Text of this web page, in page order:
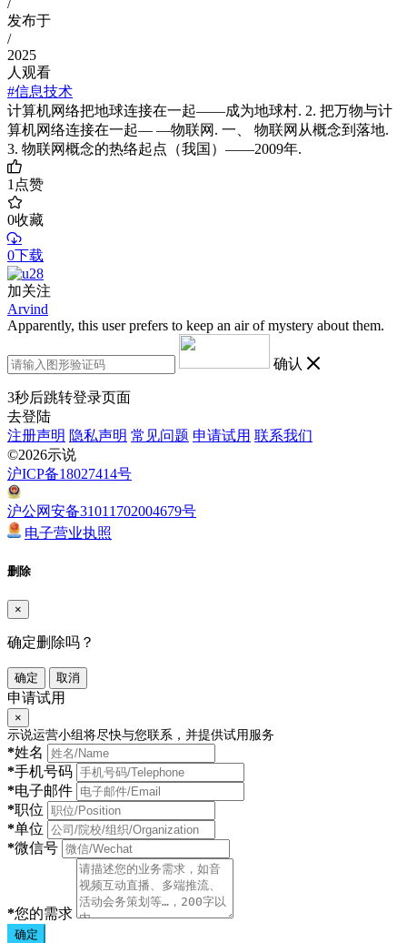
/
发布于
/
2025
人观看
#信息技术
计算机网络把地球连接在一起——成为地球村. 2. 把万物与计
算机网络连接在一起— —物联网. 一、 物联网从概念到落地.
3. 物联网概念的热络起点（我国）——2009年.
1点赞
0收藏
0下载
加关注
Arvind
Apparently, this user prefers to keep an air of mystery about them.
确认
3秒后跳转登录页面
去登陆
注册声明 隐私声明 常见问题 申请试用 联系我们
©2026示说
沪ICP备18027414号
沪公网安备31011702004679号
电子营业执照
删除
×
确定删除吗？
确定 取消
申请试用
×
示说运营小组将尽快与您联系，并提供试用服务
*姓名
*手机号码
*电子邮件
*职位
*单位
*微信号
*您的需求
确定